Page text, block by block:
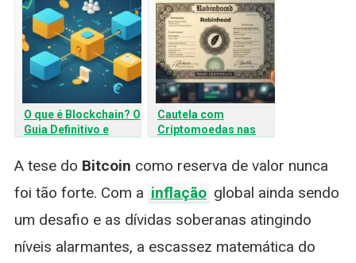
Carteira
O que é Blockchain? O
Guia Definitivo e
Tecnologia da
Confiança
Cautela com
Criptomoedas nas
A tese do Bitcoin como reserva de valor nunca
foi tão forte. Com a inflação global ainda sendo
um desafio e as dívidas soberanas atingindo
níveis alarmantes, a escassez matemática do